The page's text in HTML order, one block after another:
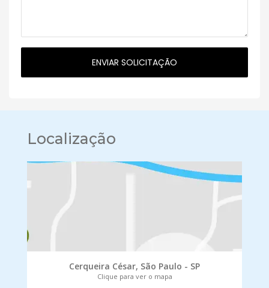
Localização
Cerqueira César, São Paulo - SP
Clique para ver o mapa